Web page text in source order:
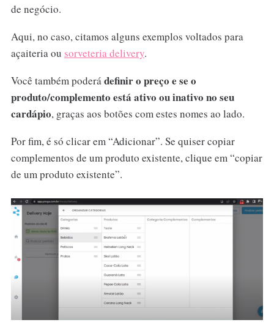
de negócio.
Aqui, no caso, citamos alguns exemplos voltados para
açaiteria ou sorveteria delivery.
Você também poderádefinir o preço e se o
produto/complemento está ativo ou inativo no seu
cardápio, graças aos botões com estes nomes ao lado.
Por fim, é só clicar em “Adicionar”. Se quiser copiar
complementos de um produto existente, clique em “copiar
de um produto existente”.